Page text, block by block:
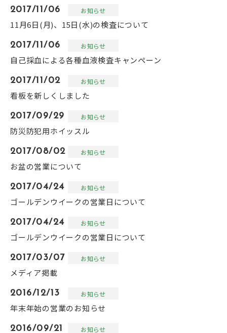
2017/11/06 お知らせ
11月6日(月)、15日(水)の検査について
2017/11/06 お知らせ
自己採血による各種血液検査キャンペーン
2017/11/02 お知らせ
看板を新しくしました
2017/09/29 お知らせ
防災防犯用ホイッスル
2017/08/02 お知らせ
お盆の営業について
2017/04/24 お知らせ
ゴールデンウイークの営業日について
2017/04/24 お知らせ
ゴールデンウイークの営業日について
2017/03/07 お知らせ
メディア掲載
2016/12/13 お知らせ
年末年始の営業のお知らせ
2016/09/21 お知らせ